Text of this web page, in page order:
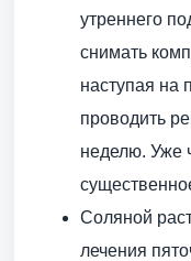
утреннего
снимать
наступая на
проводить
неделю. Уже
Соляной
лечения